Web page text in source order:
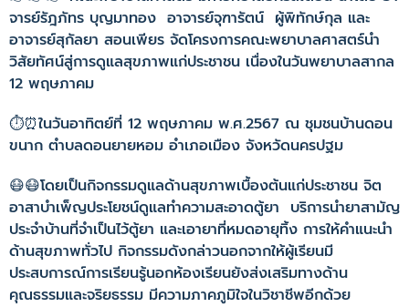
จารย์รัฎภัทร บุญมาทอง อาจารย์จุฑารัตน์ ผู้พิทักษ์กุล และ
อาจารย์สุกัลยา สอนเพียร จัดโครงการคณะพยาบาลศาสตร์นำ
วิสัยทัศน์สู่การดูแลสุขภาพแก่ประชาชน เนื่องในวันพยาบาลสากล
12 พฤษภาคม
⏱⏰ในวันอาทิตย์ที่ 12 พฤษภาคม พ.ศ.2567 ณ ชุมชนบ้านดอน
ขนาก ตำบลดอนยายหอม อำเภอเมือง จังหวัดนครปฐม
😷😷โดยเป็นกิจกรรมดูแลด้านสุขภาพเบื้องต้นแก่ประชาชน จิต
อาสาบำเพ็ญประโยชน์ดูแลทำความสะอาดตู้ยา บริการนำยาสามัญ
ประจำบ้านที่จำเป็นไว้ตู้ยา และเอายาที่หมดอายุทิ้ง การให้คำแนะนำ
ด้านสุขภาพทั่วไป กิจกรรมดังกล่าวนอกจากให้ผู้เรียนมี
ประสบการณ์การเรียนรู้นอกห้องเรียนยังส่งเสริมทางด้าน
คุณธรรมและจริยธรรม มีความภาคภูมิใจในวิชาชีพอีกด้วย